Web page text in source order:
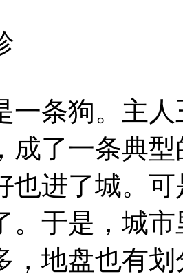
条狗。主人
成了一条典
也进了城。
。于是，城
，地盘也有